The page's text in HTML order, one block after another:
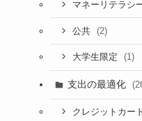
マネーリテラシ
公共 (2)
大学生限定 (1)
支出の最適化
クレジットカー